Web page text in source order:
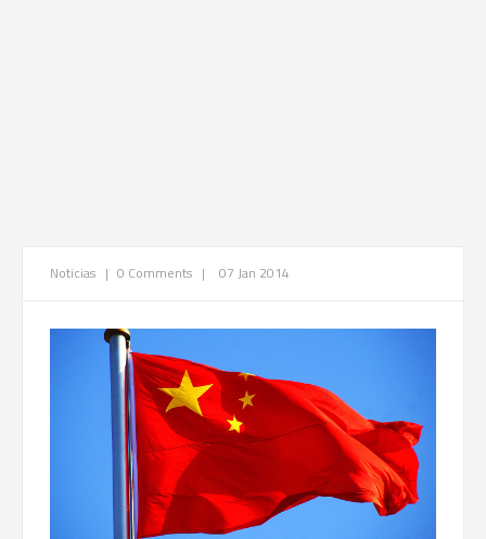
Noticias | 0 Comments | 07 Jan 2014